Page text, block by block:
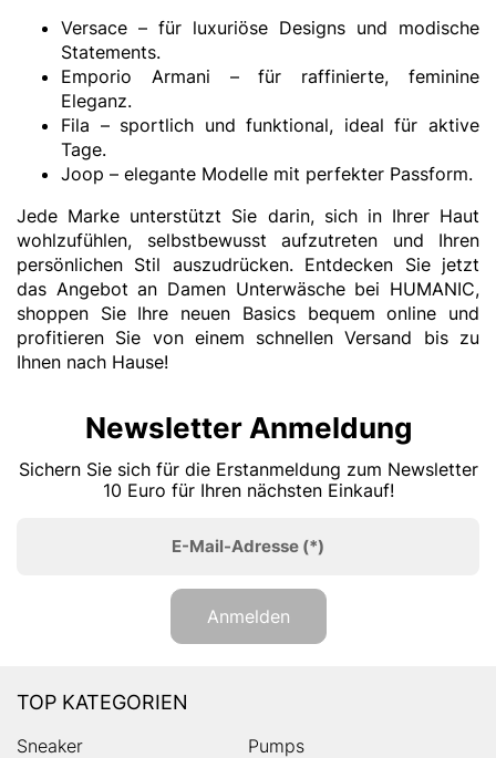
Versace – für luxuriöse Designs und modische
Statements.
Emporio Armani – für raffinierte, feminine
Eleganz.
Fila – sportlich und funktional, ideal für aktive
Tage.
Joop – elegante Modelle mit perfekter Passform.
Jede Marke unterstützt Sie darin, sich in Ihrer Haut
wohlzufühlen, selbstbewusst aufzutreten und Ihren
persönlichen Stil auszudrücken. Entdecken Sie jetzt
das Angebot an Damen Unterwäsche bei HUMANIC,
shoppen Sie Ihre neuen Basics bequem online und
profitieren Sie von einem schnellen Versand bis zu
Ihnen nach Hause!
Newsletter Anmeldung
Sichern Sie sich für die Erstanmeldung zum Newsletter
10 Euro für Ihren nächsten Einkauf!
E-Mail-Adresse (*)
Anmelden
TOP KATEGORIEN
Sneaker
Pumps